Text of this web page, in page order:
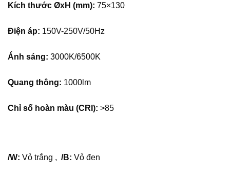
công sức.Thiết kế gọn gàng và hiện đại: Các đèn này có
gian nội thất, từ các căn hộ hiện đại cho đến các cửa hàng,
quán café, nhà hàng.
3. Tạo điểm nhấn và hiệu ứng trang tríÁnh sáng trang trí:
nổi bật các chi tiết trang trí trong không gian, như kệ sách,
ánh sáng tập trung. Điều này giúp tạo ra một không gian
sâu gắn nổi còn giúp tạo ra các hiệu ứng ánh sáng đặc
Kích thước ØxH (mm): 75×130
Điện áp: 150V-250V/50Hz
Ánh sáng: 3000K/6500K
Quang thông: 1000lm
Chỉ số hoàn màu (CRI): >85
/W: Vỏ trắng , /B: Vỏ đen